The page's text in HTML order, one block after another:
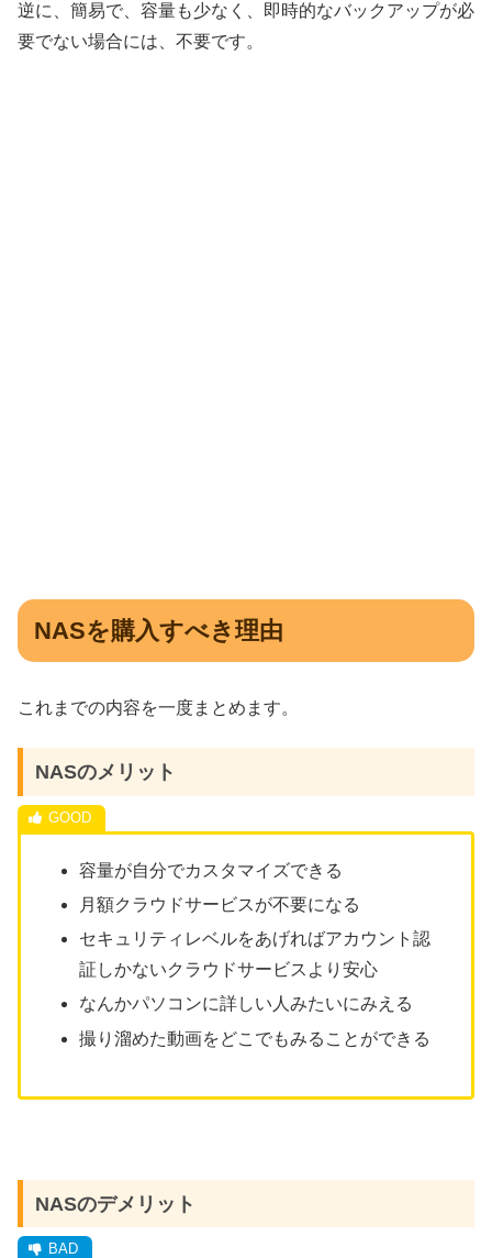
逆に、簡易で、容量も少なく、即時的なバックアップが必
要でない場合には、不要です。
NASを購入すべき理由
これまでの内容を一度まとめます。
NASのメリット
容量が自分でカスタマイズできる
月額クラウドサービスが不要になる
セキュリティレベルをあげればアカウント認
証しかないクラウドサービスより安心
なんかパソコンに詳しい人みたいにみえる
撮り溜めた動画をどこでもみることができる
NASのデメリット